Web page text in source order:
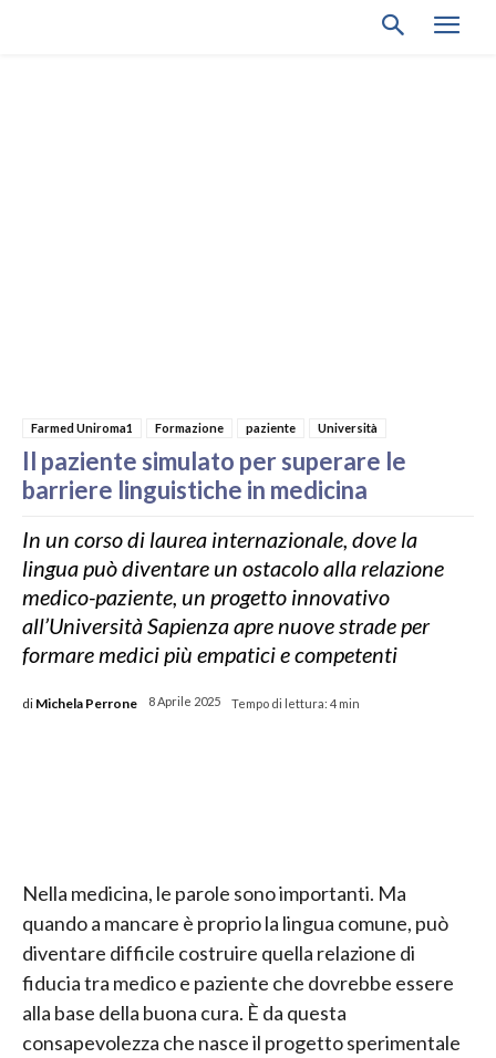
Farmed Uniroma1 Formazione paziente Università
Il paziente simulato per superare le
barriere linguistiche in medicina
In un corso di laurea internazionale, dove la
lingua può diventare un ostacolo alla relazione
medico-paziente, un progetto innovativo
all’Università Sapienza apre nuove strade per
formare medici più empatici e competenti
di Michela Perrone 8 Aprile 2025 Tempo di lettura: 4 min
Nella medicina, le parole sono importanti. Ma
quando a mancare è proprio la lingua comune, può
diventare difficile costruire quella relazione di
fiducia tra medico e paziente che dovrebbe essere
alla base della buona cura. È da questa
consapevolezza che nasce il progetto sperimentale